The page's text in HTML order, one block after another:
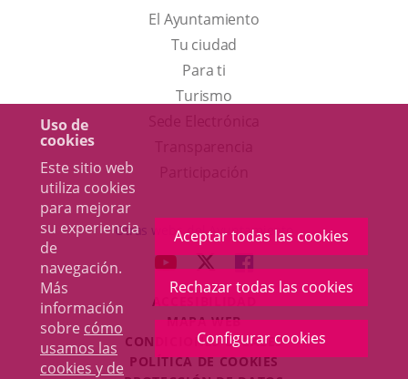
Uso de
cookies
Este sitio web
utiliza cookies
para mejorar
su experiencia
de
navegación.
Más
información
sobre cómo
usamos las
cookies y de
Aceptar todas las cookies
Rechazar todas las cookies
Configurar cookies
El Ayuntamiento
Tu ciudad
Para ti
TurismoEste
una
ventana
nueva.
externa.
Otras webs del Ayuntamiento
ENLACE
A
UNA
APLICACIÓN
EXTERNA.
ENLACE
A
UNA
APLICACIÓN
EXTERNA.
ENLACE
A
UNA
APLICACIÓN
EXTERNA.
ACCESIBILIDAD
MAPA WEB
CONDICIONES LEGALES
POLÍTICA DE COOKIES